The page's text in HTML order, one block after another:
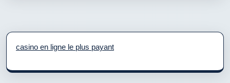
casino en ligne le plus payant